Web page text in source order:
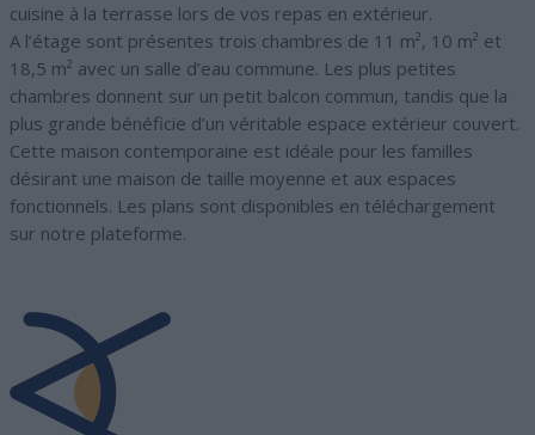
cuisine à la terrasse lors de vos repas en extérieur.
A l’étage sont présentes trois chambres de 11 m², 10 m² et
18,5 m² avec un salle d’eau commune. Les plus petites
chambres donnent sur un petit balcon commun, tandis que la
plus grande bénéficie d’un véritable espace extérieur couvert.
Cette maison contemporaine est idéale pour les familles
désirant une maison de taille moyenne et aux espaces
fonctionnels. Les plans sont disponibles en téléchargement
sur notre plateforme.